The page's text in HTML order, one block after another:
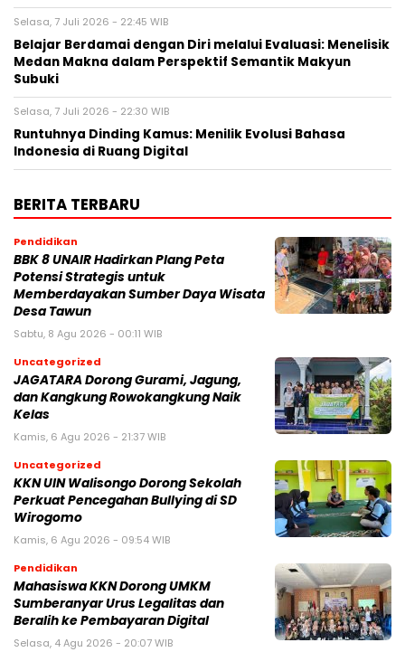
Selasa, 7 Juli 2026 - 22:45 WIB
Belajar Berdamai dengan Diri melalui Evaluasi: Menelisik
Medan Makna dalam Perspektif Semantik Makyun
Subuki
Selasa, 7 Juli 2026 - 22:30 WIB
Runtuhnya Dinding Kamus: Menilik Evolusi Bahasa
Indonesia di Ruang Digital
BERITA TERBARU
Pendidikan
BBK 8 UNAIR Hadirkan Plang Peta
Potensi Strategis untuk
Memberdayakan Sumber Daya Wisata
Desa Tawun
Sabtu, 8 Agu 2026 - 00:11 WIB
Uncategorized
JAGATARA Dorong Gurami, Jagung,
dan Kangkung Rowokangkung Naik
Kelas
Kamis, 6 Agu 2026 - 21:37 WIB
Uncategorized
KKN UIN Walisongo Dorong Sekolah
Perkuat Pencegahan Bullying di SD
Wirogomo
Kamis, 6 Agu 2026 - 09:54 WIB
Pendidikan
Mahasiswa KKN Dorong UMKM
Sumberanyar Urus Legalitas dan
Beralih ke Pembayaran Digital
Selasa, 4 Agu 2026 - 20:07 WIB